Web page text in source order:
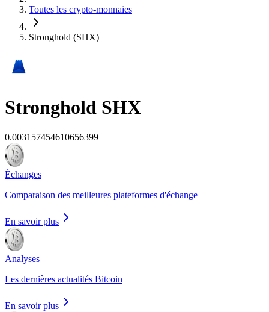
Toutes les crypto-monnaies
Stronghold (SHX)
Stronghold SHX
0.003157454610656399
Échanges
Comparaison des meilleures plateformes d'échange
En savoir plus
Analyses
Les dernières actualités Bitcoin
En savoir plus